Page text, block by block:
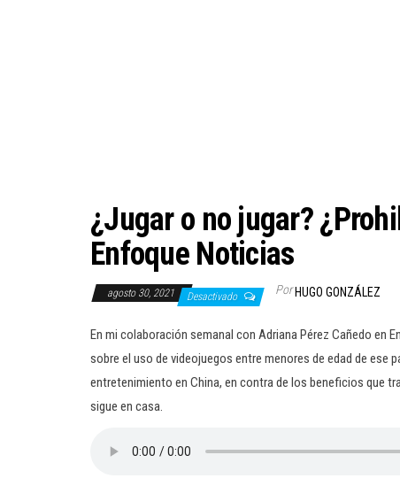
¿Jugar o no jugar?
Enfoque Noticias
agosto 30, 2021 Desactivado Por HUGO GONZÁLEZ
En mi colaboración semanal con Adriana Pérez Cañedo en
sobre el uso de videojuegos entre menores de edad de ese
entretenimiento en China, en contra de los beneficios que
sigue en casa.